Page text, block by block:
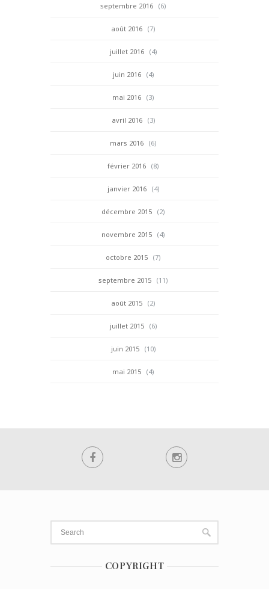
septembre 2016 (6)
août 2016 (7)
juillet 2016 (4)
juin 2016 (4)
mai 2016 (3)
avril 2016 (3)
mars 2016 (6)
février 2016 (8)
janvier 2016 (4)
décembre 2015 (2)
novembre 2015 (4)
octobre 2015 (7)
septembre 2015 (11)
août 2015 (2)
juillet 2015 (6)
juin 2015 (10)
mai 2015 (4)
COPYRIGHT